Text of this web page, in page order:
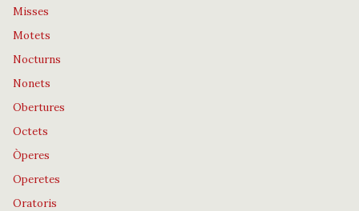
Misses
Motets
Nocturns
Nonets
Obertures
Octets
Òperes
Operetes
Oratoris